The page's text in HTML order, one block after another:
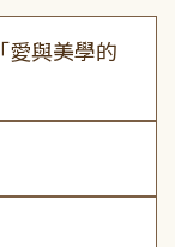
愛與美學的